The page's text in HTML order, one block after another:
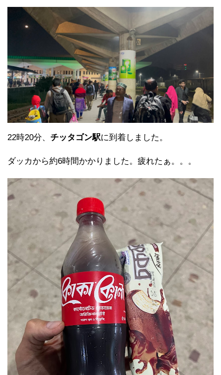
22時20分、 チッタゴン駅に到着しました。
ダッカから約6時間かかりました。疲れたぁ。。。